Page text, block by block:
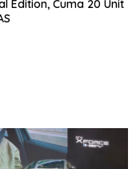
Edition, Cuma 20 Unit